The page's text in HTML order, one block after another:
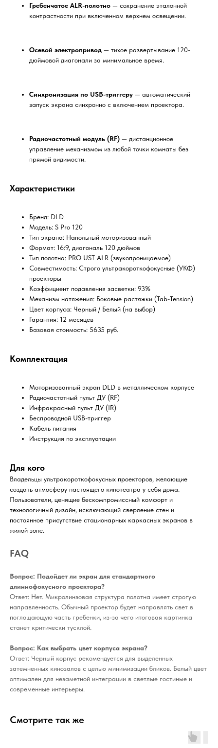
Гребенчатое ALR-полотно — сохранение эталонной
контрастности при включенном верхнем освещении.
Осевой электропривод — тихое развертывание 120-
дюймовой диагонали за минимальное время.
Синхронизация по USB-триггеру — автоматический
запуск экрана синхронно с включением проектора.
Радиочастотный модуль (RF) — дистанционное
управление механизмом из любой точки комнаты без
прямой видимости.
Характеристики
Бренд: DLD
Модель: S Pro 120
Тип экрана: Напольный моторизованный
Формат: 16:9, диагональ 120 дюймов
Тип полотна: PRO UST ALR (звукопроницаемое)
Совместимость: Строго ультракороткофокусные (УКФ)
проекторы
Коэффициент подавления засветки: 93%
Механизм натяжения: Боковые растяжки (Tab-Tension)
Цвет корпуса: Черный / Белый (на выбор)
Гарантия: 12 месяцев
Базовая стоимость: 5635 руб.
Комплектация
Моторизованный экран DLD в металлическом корпусе
Радиочастотный пульт ДУ (RF)
Инфракрасный пульт ДУ (IR)
Беспроводной USB-триггер
Кабель питания
Инструкция по эксплуатации
Для кого
Владельцы ультракороткофокусных проекторов, желающие
создать атмосферу настоящего кинотеатра у себя дома.
Пользователи, ценящие бескомпромиссный комфорт и
технологичный дизайн, исключающий сверление стен и
постоянное присутствие стационарных каркасных экранов в
жилой зоне.
FAQ
Вопрос: Подойдет ли экран для стандартного
длиннофокусного проектора?
Ответ: Нет. Микролинзовая структура полотна имеет строгую
направленность. Обычный проектор будет направлять свет в
поглощающую часть гребенки, из-за чего итоговая картинка
станет критически тусклой.
Вопрос: Как выбрать цвет корпуса экрана?
Ответ: Черный корпус рекомендуется для выделенных
затемненных кинозалов с целью минимизации бликов. Белый цвет
оптимален для незаметной интеграции в светлые гостиные и
современные интерьеры.
Смотрите так же